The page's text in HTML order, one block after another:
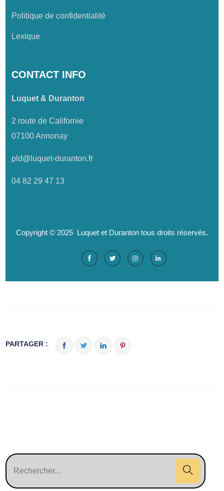
Politique de confidentialité
Lexique
CONTACT INFO
Luquet & Duranton
2 route de Californie
07100 Annonay
pld@luquet-duranton.fr
04 82 29 47 13
Copyright © 2025 Luquet et Duranton tous droits réservés.
PARTAGER :